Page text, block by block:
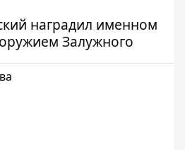
наградил именном
Залужного